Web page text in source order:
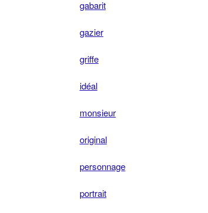
gabarit
gazier
griffe
idéal
monsieur
original
personnage
portrait